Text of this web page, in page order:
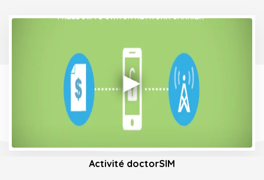
Activité doctorSIM